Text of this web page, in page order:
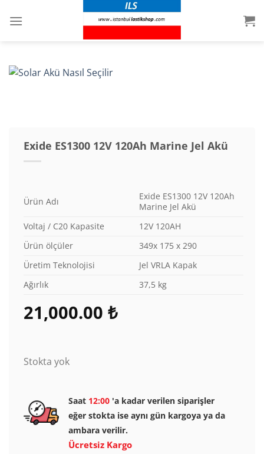
atla
Exide ES1300 12V 120Ah Marine Jel Akü
Ürün Adı
Exide ES1300 12V 120Ah
Marine Jel Akü
Voltaj / C20 Kapasite
12V 120AH
Ürün ölçüler
349x 175 x 290
Üretim Teknolojisi
Jel VRLA Kapak
Ağırlık
37,5 kg
21,000.00 ₺
Stokta yok
Saat 12:00 'a kadar verilen siparişler
eğer stokta ise aynı gün kargoya ya da
ambara verilir.
Ücretsiz Kargo